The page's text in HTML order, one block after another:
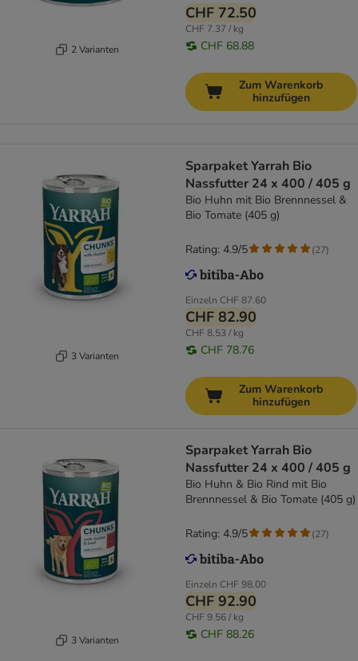
2 Varianten
CHF 72.50
CHF 7.37 / kg
CHF 68.88
Zum Warenkorb
hinzufügen
3 Varianten
Sparpaket Yarrah Bio
Nassfutter 24 x 400 / 405 g
Bio Huhn mit Bio Brennnessel &
Bio Tomate (405 g)
Einzeln CHF 87.60
CHF 82.90
CHF 8.53 / kg
CHF 78.76
Rating: 4.9/5 (27)
Zum Warenkorb
hinzufügen
3 Varianten
Sparpaket Yarrah Bio
Nassfutter 24 x 400 / 405 g
Bio Huhn & Bio Rind mit Bio
Brennnessel & Bio Tomate (405 g)
Einzeln CHF 98.00
CHF 92.90
CHF 9.56 / kg
CHF 88.26
Rating: 4.9/5 (27)